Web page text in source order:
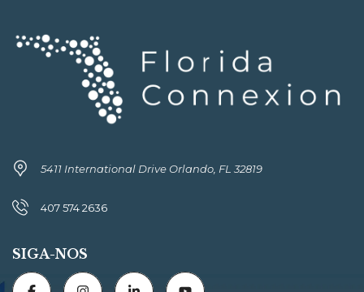
5411 International Drive Orlando, FL 32819
407 574 2636
SIGA-NOS